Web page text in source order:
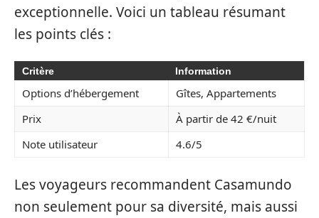
exceptionnelle. Voici un tableau résumant
les points clés :
Critère Information
Options d’hébergement
Gîtes, Appartements
Prix
À partir de 42 €/nuit
Note utilisateur
4.6/5
Les voyageurs recommandent Casamundo
non seulement pour sa diversité, mais aussi